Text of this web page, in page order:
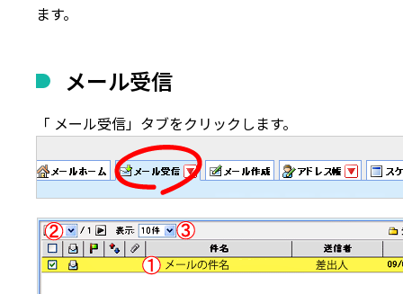
ます。
メール受信
「 メール受信」タブをクリックします。